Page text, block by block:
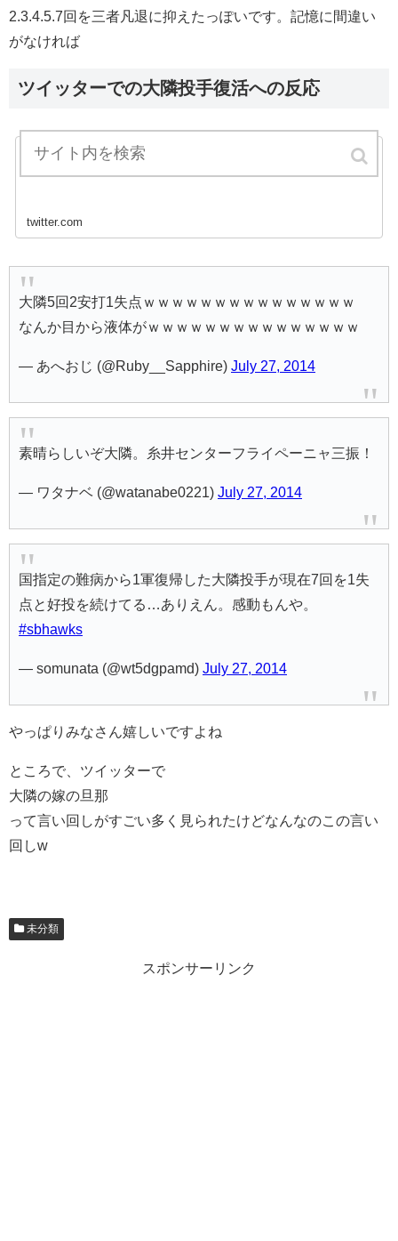
2.3.4.5.7回を三者凡退に抑えたっぽいです。記憶に間違い
がなければ
ツイッターでの大隣投手復活への反応
https://twitter.com/genjonson1996/status/49
3276588750823424
twitter.com
大隣5回2安打1失点ｗｗｗｗｗｗｗｗｗｗｗｗｗｗｗ
なんか目から液体がｗｗｗｗｗｗｗｗｗｗｗｗｗｗｗ
— あへおじ (@Ruby__Sapphire) July 27, 2014
素晴らしいぞ大隣。糸井センターフライペーニャ三振！
— ワタナベ (@watanabe0221) July 27, 2014
国指定の難病から1軍復帰した大隣投手が現在7回を1失
点と好投を続けてる…ありえん。感動もんや。
#sbhawks
— somunata (@wt5dgpamd) July 27, 2014
やっぱりみなさん嬉しいですよね
ところで、ツイッターで
大隣の嫁の旦那
って言い回しがすごい多く見られたけどなんなのこの言い
回しw
未分類
スポンサーリンク